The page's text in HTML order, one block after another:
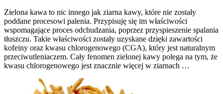
Zielona kawa to nic innego jak ziarna kawy, które nie zostały
poddane procesowi palenia. Przypisuję się im właściwości
wspomagające proces odchudzania, poprzez przyspieszenie spalania
tłuszczu. Takie właściwości zostały uzyskane dzięki zawartości
kofeiny oraz kwasu chlorogenowego (CGA), który jest naturalnym
przeciwutleniaczem. Cały fenomen zielonej kawy polega na tym, że
kwasu chlorogenowego jest znacznie więcej w ziarnach …